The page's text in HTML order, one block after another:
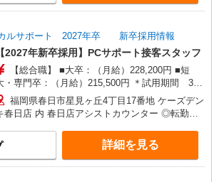
カルサポート 2027年卒 新卒採用情報
【2027年新卒採用】PCサポート接客スタッフ
【総合職】 ■大卒：（月給）228,200円 ■短
・専門卒：（月給）215,500円 ＊試用期間 3か
間（待遇に変更なし） 【各種手当】 役職、通
、時間外、家族、目標達成、資格 等
福岡県春日市星見ヶ丘4丁目17番地 ケーズデン
春日店 内 春日店アシストカウンター ◎転勤あ
詳細を見る